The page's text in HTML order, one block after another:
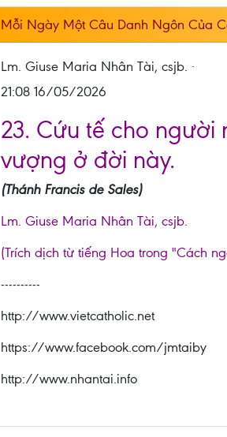
Mỗi Ngày Một Câu Danh Ngôn Của
Lm. Giuse Maria Nhân Tài, csjb. ·
21:08 16/05/2026
23. Cứu tế cho người
vượng ở đời này.
(Thánh Francis de Sales)
Lm. Giuse Maria Nhân Tài, csjb.
(Trích dịch từ tiếng Hoa trong "Cách
----------
http://www.vietcatholic.net
https://www.facebook.com/jmtaiby
http://www.nhantai.info